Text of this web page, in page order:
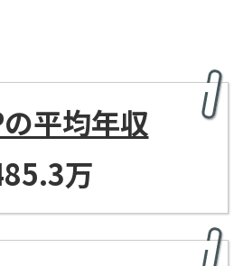
平均年収
万